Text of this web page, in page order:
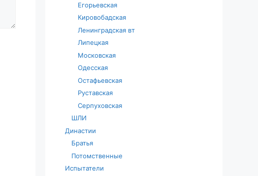
Егорьевская
Кировобадская
Ленинградская вт
Липецкая
Московская
Одесская
Остафьевская
Руставская
Серпуховская
ШЛИ
Династии
Братья
Потомственные
Испытатели